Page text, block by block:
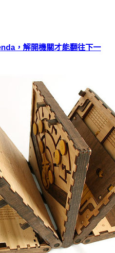
，解開機關才能翻往下一